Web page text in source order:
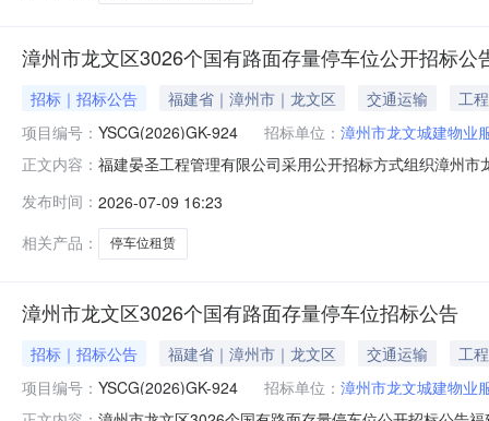
漳州市龙文区3026个国有路面存量停车位公开招标公
招标｜招标公告 福建省｜漳州市｜龙文区 交通运输
工程
项目编号： YSCG(2026)GK-924 招标单位： 漳州市龙文城建物业
正文内容： 福建晏圣工程管理有限公司采用公开招标方式组织漳州
产品：不适用节能产品：不适用环境标志产品：不适用
例：100%5、投标人的资格要
发布时间： 2026-07-09 16:23
相关产品：
停车位租赁
漳州市龙文区3026个国有路面存量停车位招标公告
招标｜招标公告 福建省｜漳州市｜龙文区 交通运输
工程
项目编号： YSCG(2026)GK-924 招标单位： 漳州市龙文城建物业